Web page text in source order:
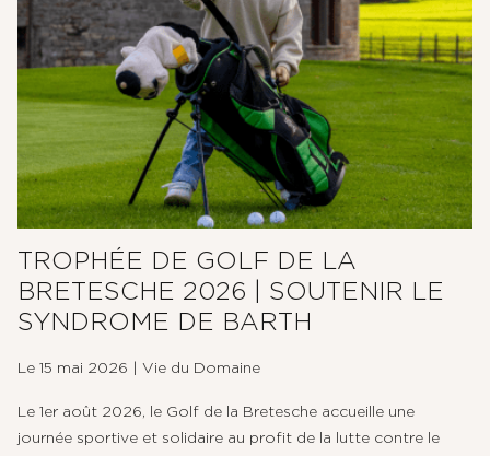
TROPHÉE DE GOLF DE LA
BRETESCHE 2026 | SOUTENIR LE
SYNDROME DE BARTH
Le 15 mai 2026 Vie du Domaine
Le 1er août 2026, le Golf de la Bretesche accueille une
journée sportive et solidaire au profit de la lutte contre le